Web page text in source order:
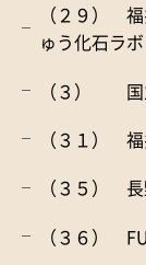
（２９）
ゅう化石ラ
（３） 国
（３１）
（３５）
（３６）